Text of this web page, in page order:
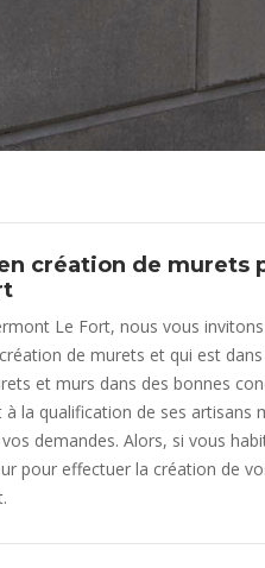
création de murets
Le Fort, nous vous
de murets et qui est
et murs dans des bonnes
la qualification de ses artisans
demandes. Alors, si vous
pour effectuer la création de